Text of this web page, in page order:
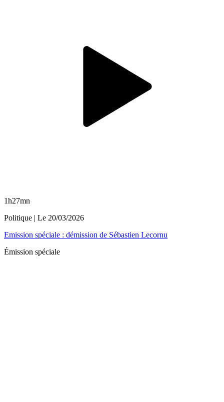
1h27mn
Politique | Le 20/03/2026
Emission spéciale : démission de Sébastien Lecornu
Émission spéciale